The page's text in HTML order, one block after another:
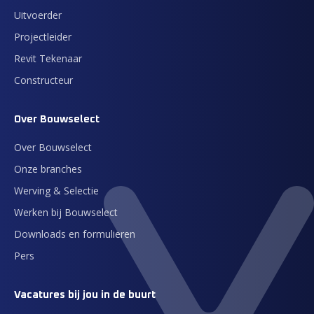
Uitvoerder
Projectleider
Revit Tekenaar
Constructeur
Over Bouwselect
Over Bouwselect
Onze branches
Werving & Selectie
Werken bij Bouwselect
Downloads en formulieren
Pers
Vacatures bij jou in de buurt